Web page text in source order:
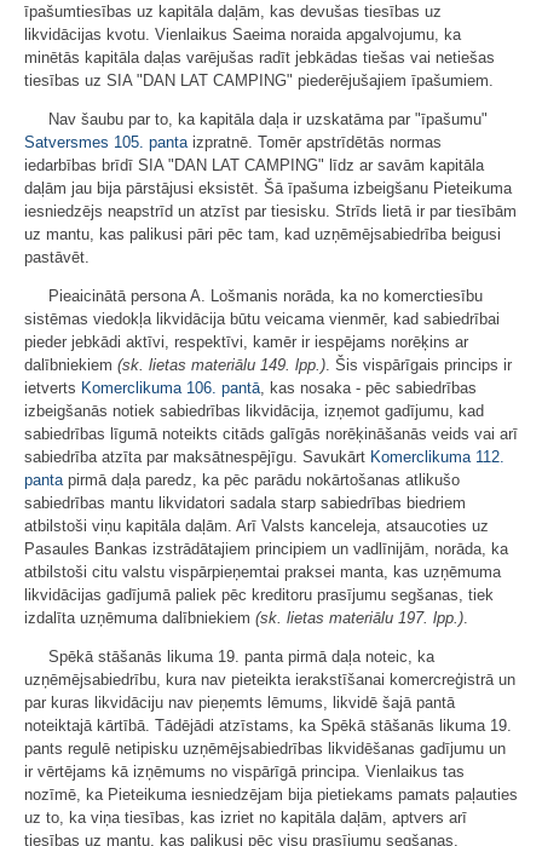
īpašumtiesības uz kapitāla daļām, kas devušas tiesības uz
likvidācijas kvotu. Vienlaikus Saeima noraida apgalvojumu, ka
minētās kapitāla daļas varējušas radīt jebkādas tiešas vai netiešas
tiesības uz SIA "DAN LAT CAMPING" piederējušajiem īpašumiem.
Nav šaubu par to, ka kapitāla daļa ir uzskatāma par "īpašumu"
Satversmes 105. panta izpratnē. Tomēr apstrīdētās normas
iedarbības brīdī SIA "DAN LAT CAMPING" līdz ar savām kapitāla
daļām jau bija pārstājusi eksistēt. Šā īpašuma izbeigšanu Pieteikuma
iesniedzējs neapstrīd un atzīst par tiesisku. Strīds lietā ir par tiesībām
uz mantu, kas palikusi pāri pēc tam, kad uzņēmējsabiedrība beigusi
pastāvēt.
Pieaicinātā persona A. Lošmanis norāda, ka no komerctiesību
sistēmas viedokļa likvidācija būtu veicama vienmēr, kad sabiedrībai
pieder jebkādi aktīvi, respektīvi, kamēr ir iespējams norēķins ar
dalībniekiem (sk. lietas materiālu 149. lpp.) . Šis vispārīgais princips ir
ietverts Komerclikuma 106. pantā , kas nosaka - pēc sabiedrības
izbeigšanās notiek sabiedrības likvidācija, izņemot gadījumu, kad
sabiedrības līgumā noteikts citāds galīgās norēķināšanās veids vai arī
sabiedrība atzīta par maksātnespējīgu. Savukārt Komerclikuma 112.
panta pirmā daļa paredz, ka pēc parādu nokārtošanas atlikušo
sabiedrības mantu likvidatori sadala starp sabiedrības biedriem
atbilstoši viņu kapitāla daļām. Arī Valsts kanceleja, atsaucoties uz
Pasaules Bankas izstrādātajiem principiem un vadlīnijām, norāda, ka
atbilstoši citu valstu vispārpieņemtai praksei manta, kas uzņēmuma
likvidācijas gadījumā paliek pēc kreditoru prasījumu segšanas, tiek
izdalīta uzņēmuma dalībniekiem (sk. lietas materiālu 197. lpp.)
Spēkā stāšanās likuma 19. panta pirmā daļa noteic, ka
uzņēmējsabiedrību, kura nav pieteikta ierakstīšanai komercreģistrā un
par kuras likvidāciju nav pieņemts lēmums, likvidē šajā pantā
noteiktajā kārtībā. Tādējādi atzīstams, ka Spēkā stāšanās likuma 19.
pants regulē netipisku uzņēmējsabiedrības likvidēšanas gadījumu un
ir vērtējams kā izņēmums no vispārīgā principa. Vienlaikus tas
nozīmē, ka Pieteikuma iesniedzējam bija pietiekams pamats paļauties
uz to, ka viņa tiesības, kas izriet no kapitāla daļām, aptvers arī
tiesības uz mantu, kas palikusi pēc visu prasījumu segšanas.